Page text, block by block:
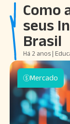
Como
seus
Brasil
Há 2 anos |
Mercado